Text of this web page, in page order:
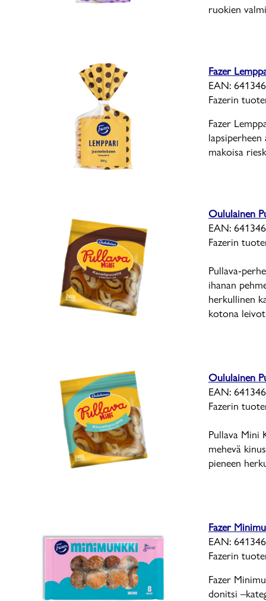
ruokien
Fazer
EAN:
Fazerin
Fazer
lapsiperheen
makoisa
Oululainen
EAN:
Fazerin
Pullava-
ihanan
herkullinen
kotona
Oululainen
EAN:
Fazerin
Pullava Mini
mehevä
pieneen
Fazer
EAN:
Fazerin
Fazer
donitsi